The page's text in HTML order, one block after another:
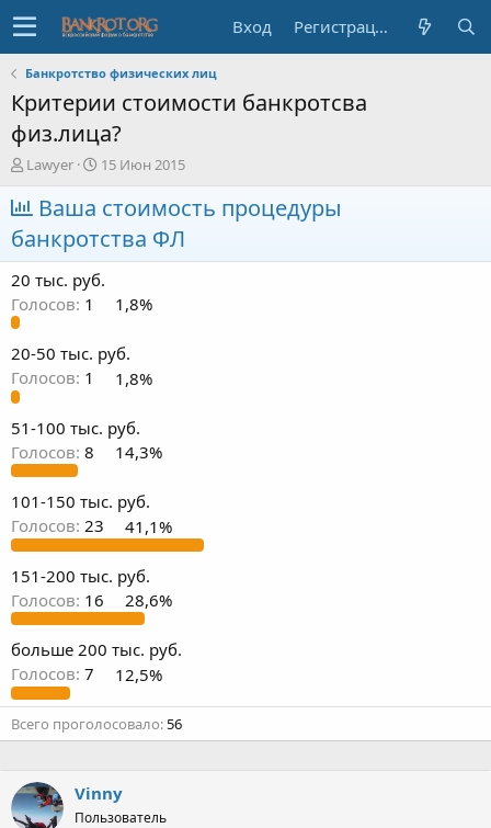
Вход Регистрация
Банкротство физических лиц
Критерии стоимости банкротсва
физ.лица?
А
в
т
о
р
т
е
м
Lawyer
Д
а
т
а
н
а
ч
15 Июн 2015
Ваша стоимость процедуры
банкротства ФЛ
20 тыс. руб.
Голосов: 1 1,8%
20-50 тыс. руб.
Голосов: 1 1,8%
51-100 тыс. руб.
Голосов: 8 14,3%
101-150 тыс. руб.
Голосов: 23 41,1%
151-200 тыс. руб.
Голосов: 16 28,6%
больше 200 тыс. руб.
Голосов: 7 12,5%
Всего проголосовало 56
Vinny
Пользователь